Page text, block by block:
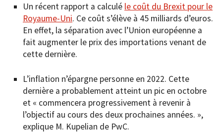
Un récent rapport a calculé le coût du Brexit pour le
Royaume-Uni. Ce coût s’élève à 45 milliards d’euros.
En effet, la séparation avec l’Union européenne a
fait augmenter le prix des importations venant de
cette dernière.
L’inflation n’épargne personne en 2022. Cette
dernière a probablement atteint un pic en octobre
et « commencera progressivement à revenir à
l’objectif au cours des deux prochaines années. »,
explique M. Kupelian de PwC.